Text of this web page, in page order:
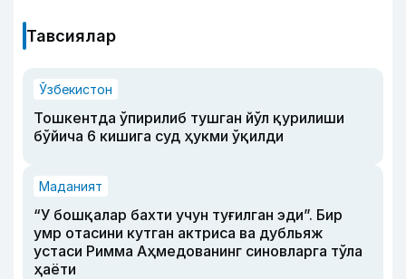
Тавсиялар
Ўзбекистон
Тошкентда ўпирилиб тушган йўл қурилиши
бўйича 6 кишига суд ҳукми ўқилди
Маданият
“У бошқалар бахти учун туғилган эди”. Бир
умр отасини кутган актриса ва дубльяж
устаси Римма Аҳмедованинг синовларга тўла
ҳаёти